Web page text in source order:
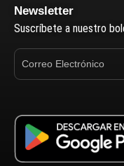
Newsletter
Suscríbete a nuestro